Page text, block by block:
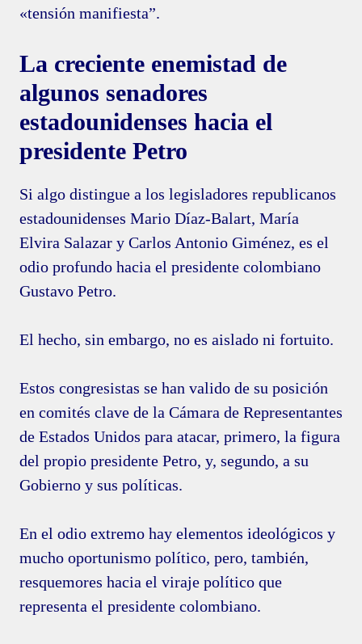
«tensión manifiesta”.
La creciente enemistad de
algunos senadores
estadounidenses hacia el
presidente Petro
Si algo distingue a los legisladores republicanos
estadounidenses Mario Díaz-Balart, María
Elvira Salazar y Carlos Antonio Giménez, es el
odio profundo hacia el presidente colombiano
Gustavo Petro.
El hecho, sin embargo, no es aislado ni fortuito.
Estos congresistas se han valido de su posición
en comités clave de la Cámara de Representantes
de Estados Unidos para atacar, primero, la figura
del propio presidente Petro, y, segundo, a su
Gobierno y sus políticas.
En el odio extremo hay elementos ideológicos y
mucho oportunismo político, pero, también,
resquemores hacia el viraje político que
representa el presidente colombiano.